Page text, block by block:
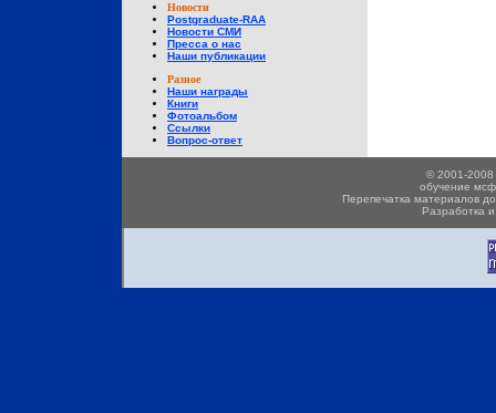
Новости
Postgraduate-RAA
Новости СМИ
Пресса о нас
Наши публикации
Разное
Наши награды
Книги
Фотоальбом
Ссылки
Вопрос-ответ
© 2001-
обучение
Перепечатка материалов
Разработка